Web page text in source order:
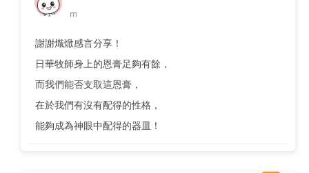
m
謝謝熾焮感言分享！
日華牧師身上的恩膏足夠有餘，
而我們能否支取這恩膏，
在於我們有沒有配得的性格，
能夠成為神眼中配得的器皿！